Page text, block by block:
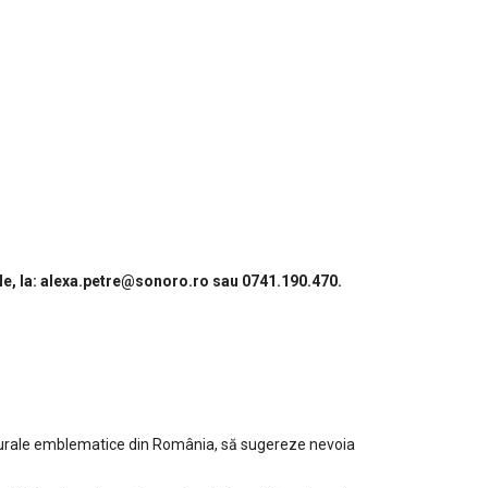
la: alexa.petre@sonoro.ro sau 0741.190.470.
emblematice din România, să sugereze nevoia